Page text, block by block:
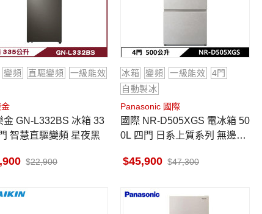
變頻 直驅變頻
一級能效
金 GN-L332BS 冰箱 33
智慧直驅變頻 星夜黑
22,900
冰箱 變頻 一級能效
4門
自動製冰
Panasonic 國際
國際 NR-D505XGS 電冰箱 50
0L 四門 日系上質系列 無邊框
45,900 47,300